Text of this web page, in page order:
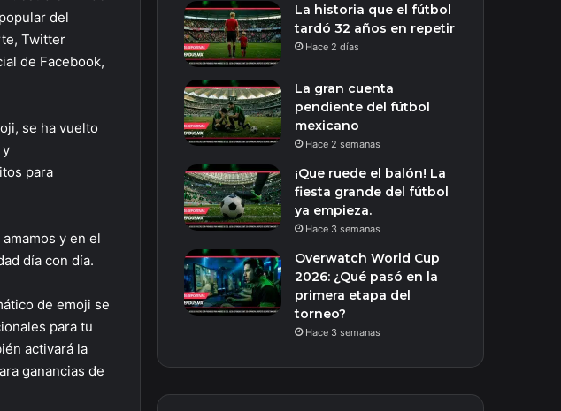
del
Twitter
de Facebook,
se ha vuelto
y
para
y en el
día con día.
de emoji se
para tu
activará la
ganancias de
La historia que el fútbol
tardó 32 años en repetir
Hace 2 días
La gran cuenta
pendiente del fútbol
mexicano
Hace 2 semanas
¡Que ruede el balón! La
fiesta grande del fútbol
ya empieza.
Hace 3 semanas
Overwatch World Cup
2026: ¿Qué pasó en la
primera etapa del
torneo?
Hace 3 semanas